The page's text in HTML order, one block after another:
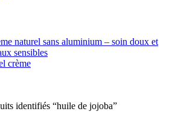
crème
identifiés “huile de jojoba”